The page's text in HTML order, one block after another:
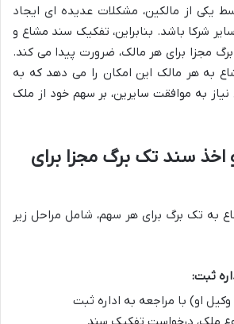
یکی از مالکین، مشکلات عدیده ای ایجاد
شرکا باشد. بنابراین، تفکیک سند مشاع و
مجزا برای هر مالک، ضرورت پیدا می کند.
به هر مالک این امکان را می دهد که به
به موافقت سایرین، بر سهم خود از ملک
سند تک برگ مجزا برای
به تک برگ برای هر سهم، شامل مراحل زیر
ثبت:
وکیل او) با مراجعه به اداره ثبت